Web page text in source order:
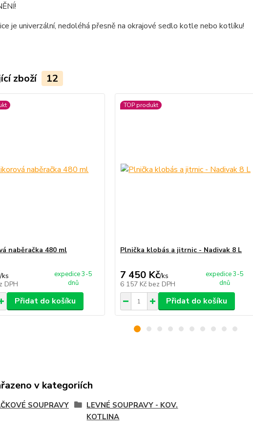
je univerzální, nedoléhá přesně na okrajové sedlo kotle nebo kotlíku!
zboží 12
naběračka 480 ml
/ks
DPH
expedice 3-5
dnů
Přidat do košíku
TOP produkt
Plnička klobás a jitrnic - Nadivak 8 L
7 450 Kč/ks
6 157 Kč bez DPH
expedice 3-5
dnů
Přidat do košíku
v kategoriích
SOUPRAVY
LEVNÉ SOUPRAVY - KOV.
KOTLINA